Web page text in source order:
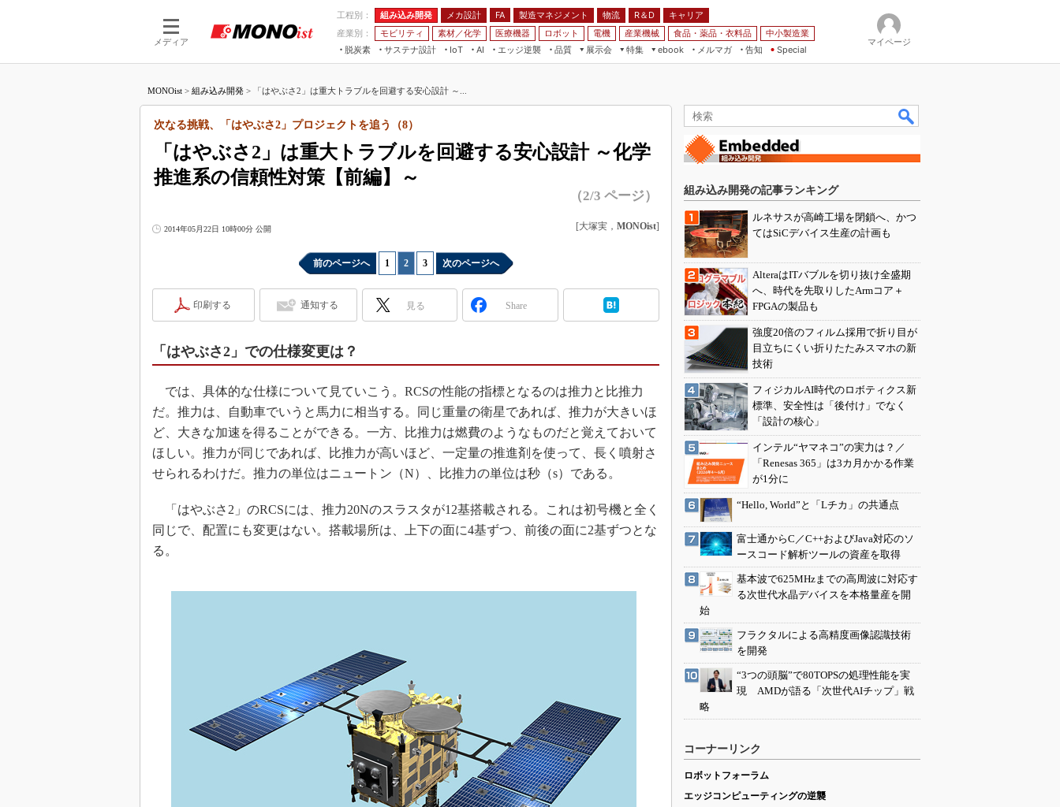
メディア
工程別： 組み込み開発 メカ設計 FA 製造マネジメント 物流 R＆D
キャリア
産業別：
モビリティ 素材／化学 医療機器 ロボット 電機 産業機械 食品・薬品・衣料品
中小製造業
脱炭素
サステナ設計
IoT
つながる工場
つながるサービス
AI
AI×設備保全
エッジ逆襲 品質
展示会
JIMTOF
IIFES
スマート工場EXPO
日本ものづくりワールド
産業オープンネット展
特集
VR／AR
フィールドサービス
Windows Embedded
ISO26262
S＆OP
インダストリー4.0
イノベーション
製造業ビッグデータ
メイドインジャパン
植物工場
ebook
FA
モビリティ
メルマガ
告知 Special
マイページ
MONOist > 組み込み開発 > 「はやぶさ2」は重大トラブルを回避する安心設計 ～...
「はやぶさ2」は重大トラブルを回避する安心設計 ～化学
推進系の信頼性対策【前編】～
次なる挑戦、「はやぶさ2」プロジェクトを追う（8）
（2/3 ページ）
2014年05月22日 10時00分 公開 [大塚実， MONOist]
前のページへ 1 2 3 次のページへ
印刷する 通知する 見る Share
「はやぶさ2」での仕様変更は？
では、具体的な仕様について見ていこう。RCSの性能の指標となるのは推力と比推力
だ。推力は、自動車でいうと馬力に相当する。同じ重量の衛星であれば、推力が大きいほ
ど、大きな加速を得ることができる。一方、比推力は燃費のようなものだと覚えておいて
ほしい。推力が同じであれば、比推力が高いほど、一定量の推進剤を使って、長く噴射さ
せられるわけだ。推力の単位はニュートン（N）、比推力の単位は秒（s）である。
「はやぶさ2」のRCSには、推力20Nのスラスタが12基搭載される。これは初号機と全く
同じで、配置にも変更はない。搭載場所は、上下の面に4基ずつ、前後の面に2基ずつとな
る。
組み込み開発の記事ランキング
ルネサスが高崎工場を閉鎖へ、かつ
てはSiCデバイス生産の計画も
AlteraはITバブルを切り抜け全盛期
へ、時代を先取りしたArmコア＋
FPGAの製品も
強度20倍のフィルム採用で折り目が
目立ちにくい折りたたみスマホの新
技術
フィジカルAI時代のロボティクス新
標準、安全性は「後付け」でなく
「設計の核心」
インテル“ヤマネコ”の実力は？／
「Renesas 365」は3カ月かかる作業
が1分に
“Hello, World”と「Lチカ」の共通点
富士通からC／C++およびJava対応のソ
ースコード解析ツールの資産を取得
基本波で625MHzまでの高周波に対応す
る次世代水晶デバイスを本格量産を開
始
フラクタルによる高精度画像認識技術
を開発
“3つの頭脳”で80TOPSの処理性能を実
現 AMDが語る「次世代AIチップ」戦
略
コーナーリンク
ロボットフォーラム
エッジコンピューティングの逆襲